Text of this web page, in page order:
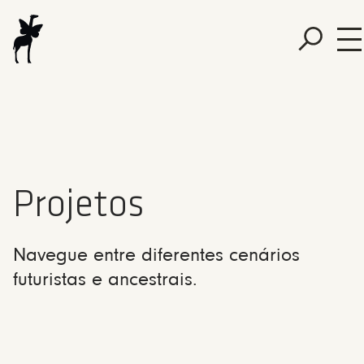
Projetos
Navegue entre diferentes cenários
futuristas e ancestrais.